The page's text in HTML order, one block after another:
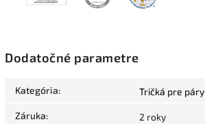
Dodatočné parametre
Kategória: Tričká pre páry
Záruka: 2 roky